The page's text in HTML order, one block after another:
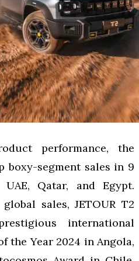
performance, the
boxy-segment sales in 9
Qatar, and Egypt.
sales, JETOUR T2
international
the Year 2024 in Angola,